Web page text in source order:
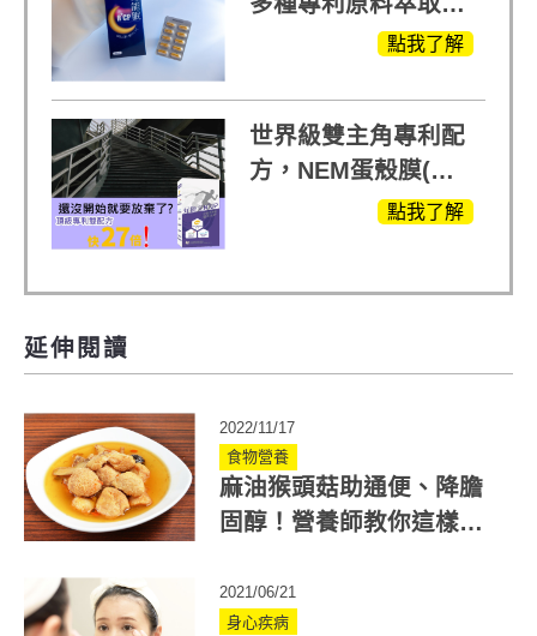
白鳳豆、羅布麻、西
晰的關鍵!
點我了解
世界級雙主角專利配
方，NEM蛋殼膜(蛋
白聚醣)+UCll原裝進
點我了解
延伸閱讀
2022/11/17
食物營養
麻油猴頭菇助通便、降膽
固醇！營養師教你這樣吃
2021/06/21
身心疾病